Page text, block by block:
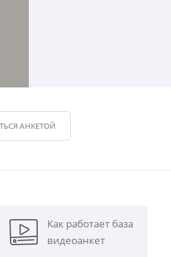
АНКЕТОЙ
Как работает база
видеоанкет